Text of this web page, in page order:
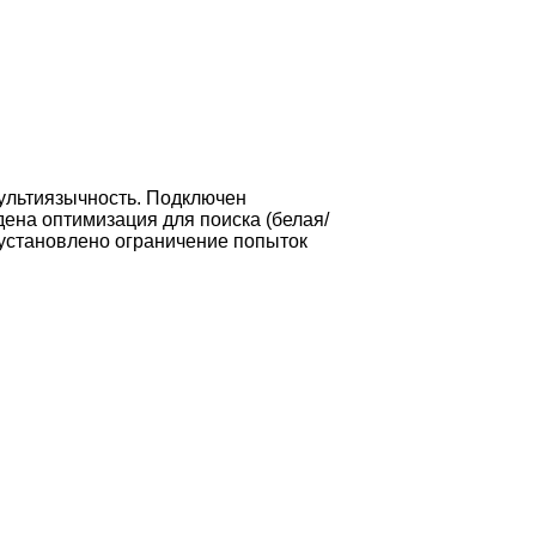
Подключен
оптимизация для поиска (белая/
ограничение попыток